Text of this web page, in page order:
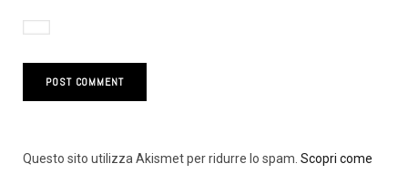
Questo sito utilizza Akismet per ridurre lo spam. Scopri come